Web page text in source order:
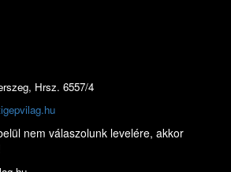
Hrsz. 6557/4
nem válaszolunk levelére, akkor